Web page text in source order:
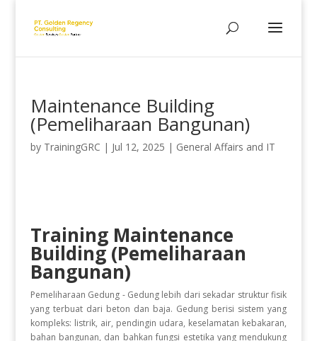
Maintenance Building
(Pemeliharaan Bangunan)
by TrainingGRC | Jul 12, 2025 | General Affairs and IT
Training Maintenance
Building (Pemeliharaan
Bangunan)
Pemeliharaan Gedung - Gedung lebih dari sekadar struktur fisik
yang terbuat dari beton dan baja. Gedung berisi sistem yang
kompleks: listrik, air, pendingin udara, keselamatan kebakaran,
bahan bangunan, dan bahkan fungsi estetika yang mendukung